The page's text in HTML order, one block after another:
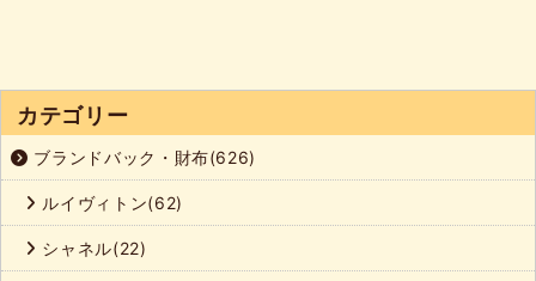
カテゴリー
ブランドバック・財布(626)
ルイヴィトン(62)
シャネル(22)